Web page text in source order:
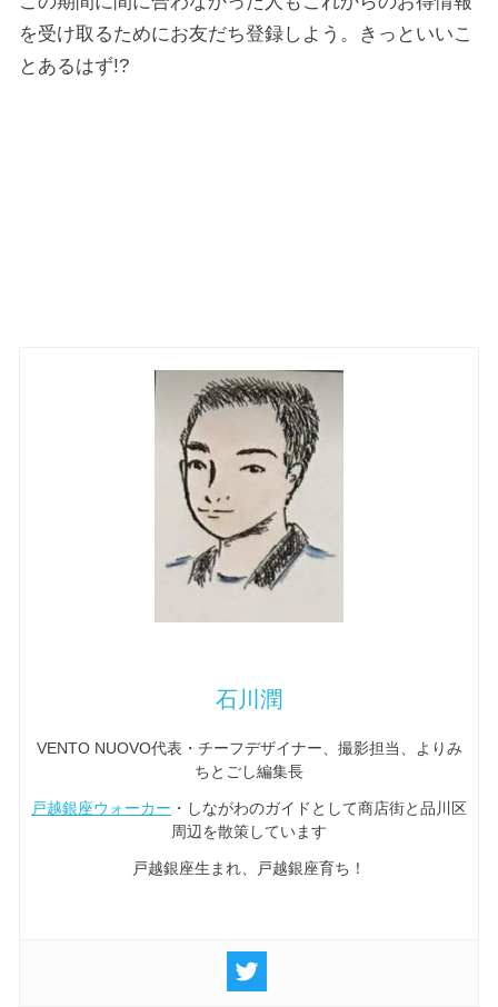
を受け取るためにお友だち登録しよう。きっといいこ
とあるはず!?
石川潤
VENTO NUOVO代表・チーフデザイナー、撮影担当、よりみ
ちとごし編集長
戸越銀座ウォーカー ・しながわのガイドとして商店街と品川区
周辺を散策しています
戸越銀座生まれ、戸越銀座育ち！